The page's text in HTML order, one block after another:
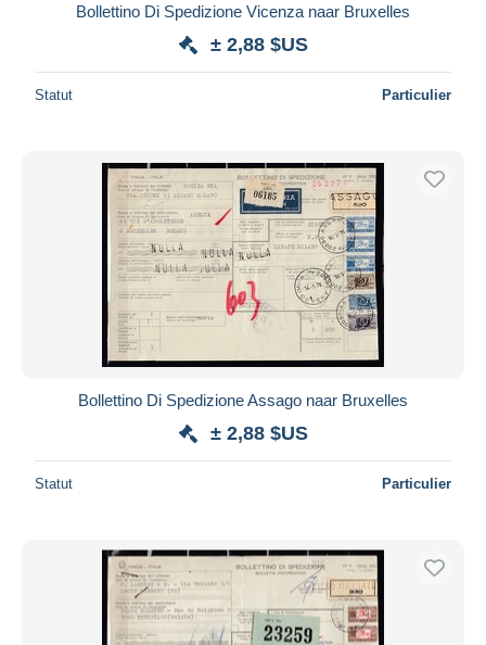
Bollettino Di Spedizione Vicenza naar Bruxelles
± 2,88 $US
Statut Particulier
Bollettino Di Spedizione Assago naar Bruxelles
± 2,88 $US
Statut Particulier